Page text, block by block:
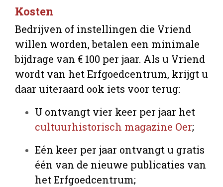
Kosten
Bedrijven of instellingen die Vriend
willen worden, betalen een minimale
bijdrage van € 100 per jaar. Als u Vriend
wordt van het Erfgoedcentrum, krijgt u
daar uiteraard ook iets voor terug:
U ontvangt vier keer per jaar het
cultuurhistorisch magazine Oer;
Eén keer per jaar ontvangt u gratis
één van de nieuwe publicaties van
het Erfgoedcentrum;